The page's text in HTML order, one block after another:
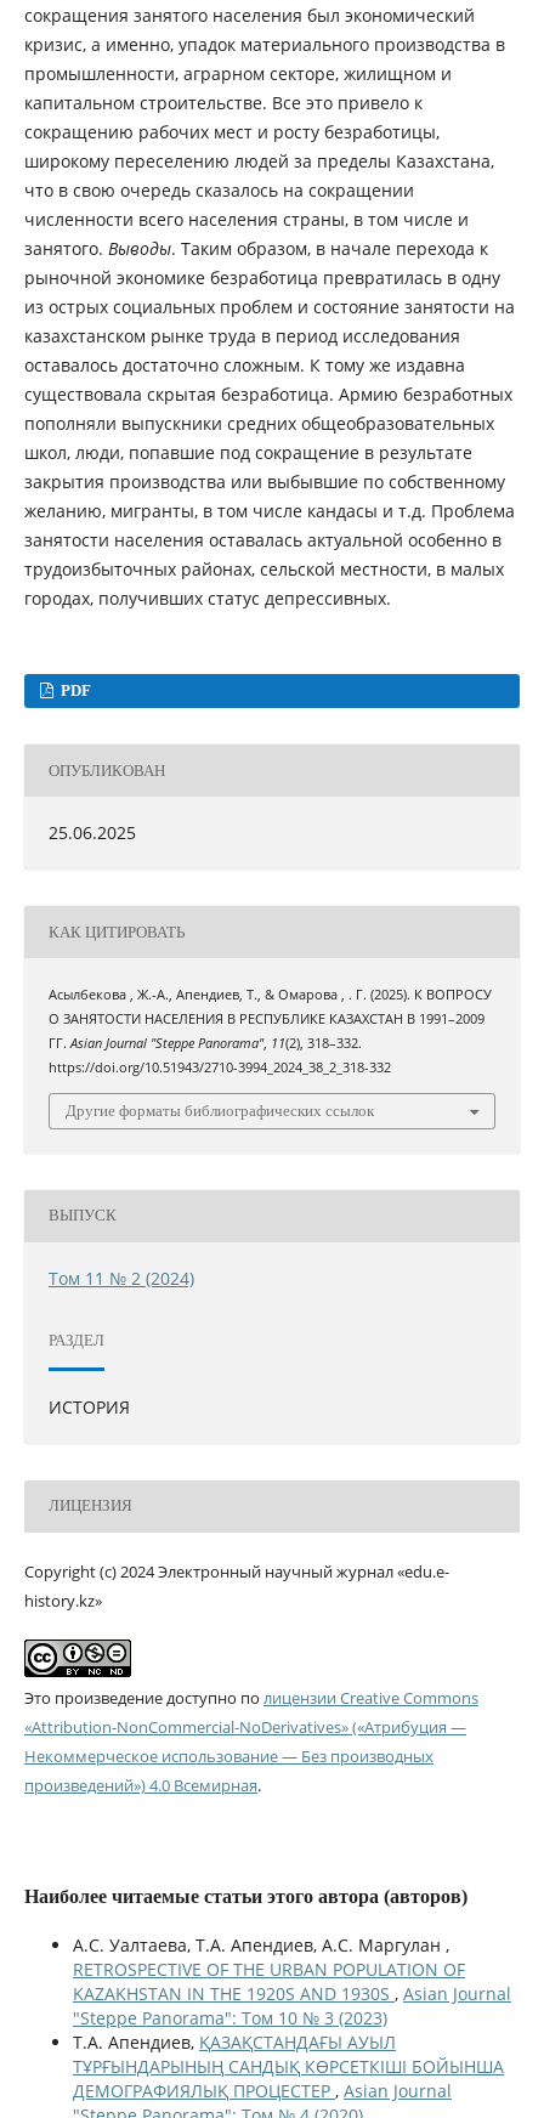
сокращения занятого населения был экономический
кризис, а именно, упадок материального производства в
промышленности, аграрном секторе, жилищном и
капитальном строительстве. Все это привело к
сокращению рабочих мест и росту безработицы,
широкому переселению людей за пределы Казахстана,
что в свою очередь сказалось на сокращении
численности всего населения страны, в том числе и
занятого. Выводы. Таким образом, в начале перехода к
рыночной экономике безработица превратилась в одну
из острых социальных проблем и состояние занятости на
казахстанском рынке труда в период исследования
оставалось достаточно сложным. К тому же издавна
существовала скрытая безработица. Армию безработных
пополняли выпускники средних общеобразовательных
школ, люди, попавшие под сокращение в результате
закрытия производства или выбывшие по собственному
желанию, мигранты, в том числе кандасы и т.д. Проблема
занятости населения оставалась актуальной особенно в
трудоизбыточных районах, сельской местности, в малых
городах, получивших статус депрессивных.
PDF
ОПУБЛИКОВАН
25.06.2025
КАК ЦИТИРОВАТЬ
Асылбекова , Ж.-А., Апендиев, Т., & Омарова , . Г. (2025). К ВОПРОСУ
О ЗАНЯТОСТИ НАСЕЛЕНИЯ В РЕСПУБЛИКЕ КАЗАХСТАН В 1991–2009
ГГ.Asian Journal "Steppe Panorama", 11(2), 318–332.
https://doi.org/10.51943/2710-3994_2024_38_2_318-332
Другие форматы библиографических ссылок
ВЫПУСК
Том 11 № 2 (2024)
РАЗДЕЛ
ИСТОРИЯ
ЛИЦЕНЗИЯ
Copyright (c) 2024 Электронный научный журнал «edu.e-
history.kz»
Это произведение доступно по лицензии Creative Commons
«Attribution-NonCommercial-NoDerivatives» («Атрибуция —
Некоммерческое использование — Без производных
произведений») 4.0 Всемирная.
Наиболее читаемые статьи этого автора (авторов)
А.С. Уалтаева, Т.А. Апендиев, А.С. Маргулан ,
RETROSPECTIVE OF THE URBAN POPULATION OF
KAZAKHSTAN IN THE 1920S AND 1930S , Asian Journal
"Steppe Panorama": Том 10 № 3 (2023)
Т.А. Апендиев, ҚАЗАҚСТАНДАҒЫ АУЫЛ
ТҰРҒЫНДАРЫНЫҢ САНДЫҚ КӨРСЕТКІШІ БОЙЫНША
ДЕМОГРАФИЯЛЫҚ ПРОЦЕСТЕР , Asian Journal